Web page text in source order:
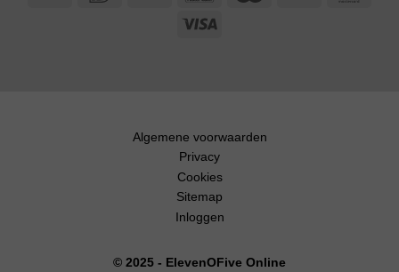
Algemene voorwaarden
Privacy
Cookies
Sitemap
Inloggen
© 2025 - ElevenOFive Online